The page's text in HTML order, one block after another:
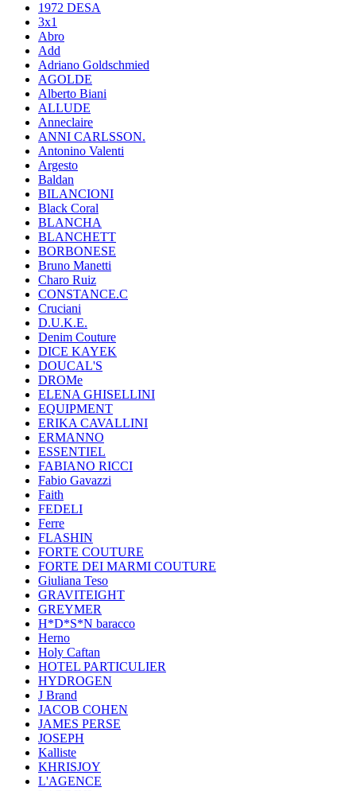
1972 DESA
3x1
Abro
Add
Adriano Goldschmied
AGOLDE
Alberto Biani
ALLUDE
Anneclaire
ANNI CARLSSON.
Antonino Valenti
Argesto
Baldan
BILANCIONI
Black Coral
BLANCHA
BLANCHETT
BORBONESE
Bruno Manetti
Charo Ruiz
CONSTANCE.C
Cruciani
D.U.K.E.
Denim Couture
DICE KAYEK
DOUCAL'S
DROMe
ELENA GHISELLINI
EQUIPMENT
ERIKA CAVALLINI
ERMANNO
ESSENTIEL
FABIANO RICCI
Fabio Gavazzi
Faith
FEDELI
Ferre
FLASHIN
FORTE COUTURE
FORTE DEI MARMI COUTURE
Giuliana Teso
GRAVITEIGHT
GREYMER
H*D*S*N baracco
Herno
Holy Caftan
HOTEL PARTICULIER
HYDROGEN
J Brand
JACOB COHEN
JAMES PERSE
JOSEPH
Kalliste
KHRISJOY
L'AGENCE